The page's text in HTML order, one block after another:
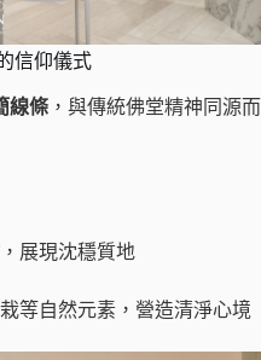
信仰儀式
線條 ，與傳統佛堂精神同源而
，展現沈穩質地
等自然元素，營造清淨心境